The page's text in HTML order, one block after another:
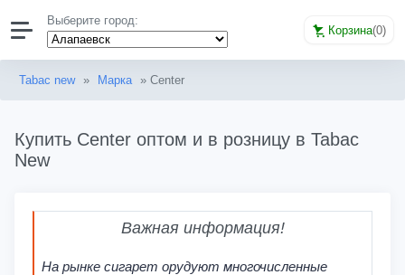
Выберите город:
Корзина(0)
Tabac new » Марка » Center
Купить Center оптом и в розницу в Tabac
New
Важная информация!
На рынке сигарет орудуют многочисленные